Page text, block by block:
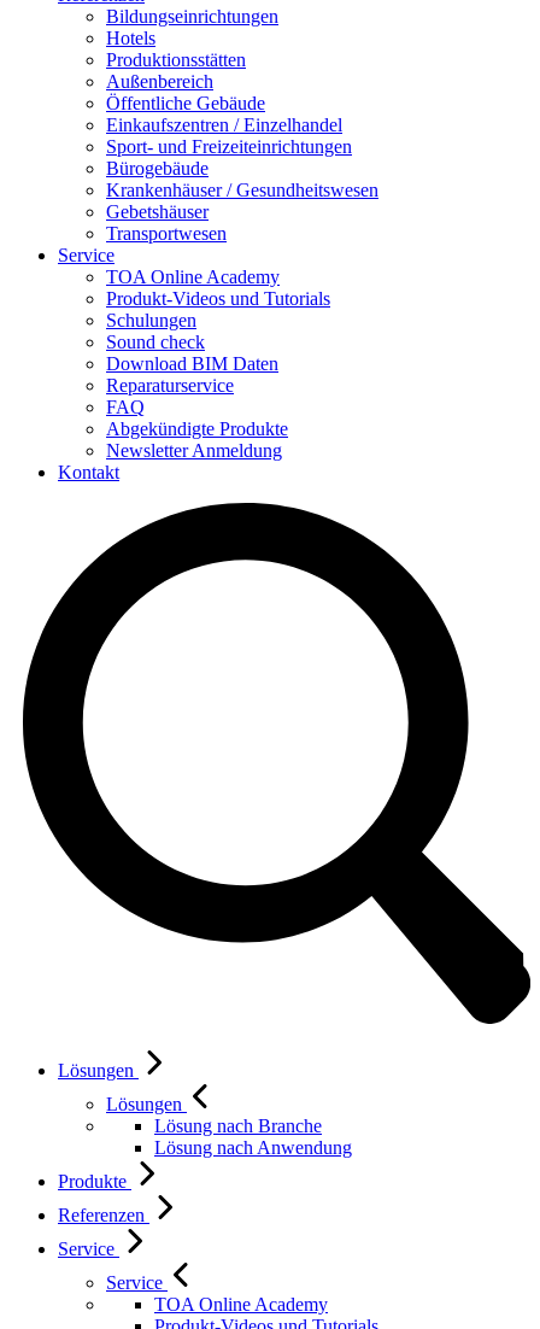
Bildungseinrichtungen
Hotels
Produktionsstätten
Außenbereich
Öffentliche Gebäude
Einkaufszentren / Einzelhandel
Sport- und Freizeiteinrichtungen
Bürogebäude
Krankenhäuser / Gesundheitswesen
Gebetshäuser
Transportwesen
Service
TOA Online Academy
Produkt-Videos und Tutorials
Schulungen
Sound check
Download BIM Daten
Reparaturservice
FAQ
Abgekündigte Produkte
Newsletter Anmeldung
Kontakt
Lösungen
Lösungen
Lösung nach Branche
Lösung nach Anwendung
Produkte
Referenzen
Service
Service
TOA Online Academy